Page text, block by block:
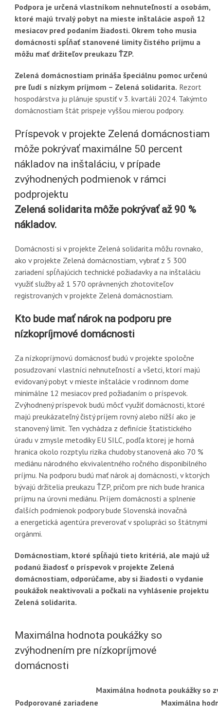
Podpora je určená vlastníkom nehnuteľností a osobám,
ktoré majú trvalý pobyt na mieste inštalácie aspoň 12
mesiacov pred podaním žiadosti. Okrem toho musia
domácnosti spĺňať stanovené limity čistého príjmu a
môžu mať držiteľov preukazu ŤZP.
Zelená domácnostiam prináša špeciálnu pomoc určenú
pre ľudí s nízkym príjmom – Zelená solidarita. Rezort
hospodárstva ju plánuje spustiť v 3. kvartáli 2024. Takýmto
domácnostiam štát prispeje vyššou mierou podpory.
Príspevok v projekte Zelená domácnostiam
môže pokrývať maximálne 50 percent
nákladov na inštaláciu, v prípade
zvýhodnených podmienok v rámci
podprojektu
Zelená solidarita môže pokrývať až 90 %
nákladov.
Domácnosti si v projekte Zelená solidarita môžu rovnako,
ako v projekte Zelená domácnostiam, vybrať z 5 300
zariadení spĺňajúcich technické požiadavky a na inštaláciu
využiť služby až 1 570 oprávnených zhotoviteľov
registrovaných v projekte Zelená domácnostiam.
Kto bude mať nárok na podporu pre
nízkopríjmové domácnosti
Za nízkopríjmovú domácnosť budú v projekte spoločne
posudzovaní vlastníci nehnuteľností a všetci, ktorí majú
evidovaný pobyt v mieste inštalácie v rodinnom dome
minimálne 12 mesiacov pred požiadaním o príspevok.
Zvýhodnený príspevok budú môcť využiť domácnosti, ktoré
majú preukázateľný čistý príjem rovný alebo nižší ako je
stanovený limit. Ten vychádza z definície štatistického
úradu v zmysle metodiky EU SILC, podľa ktorej je horná
hranica okolo rozptylu rizika chudoby stanovená ako 70 %
mediánu národného ekvivalentného ročného disponibilného
príjmu. Na podporu budú mať nárok aj domácnosti, v ktorých
bývajú držitelia preukazu ŤZP, pričom pre nich bude hranica
príjmu na úrovni mediánu. Príjem domácnosti a splnenie
ďalších podmienok podpory bude Slovenská inovačná
a energetická agentúra preverovať v spolupráci so štátnymi
orgánmi.
Domácnostiam, ktoré spĺňajú tieto kritériá, ale majú už
podanú žiadosť o príspevok v projekte Zelená
domácnostiam, odporúčame, aby si žiadosti o vydanie
poukážok neaktivovali a počkali na vyhlásenie projektu
Zelená solidarita.
Maximálna hodnota poukážky so
zvýhodnením pre nízkopríjmové
domácnosti
Maximálna hodnota poukážky so
Podporované zariadene
Maximálna